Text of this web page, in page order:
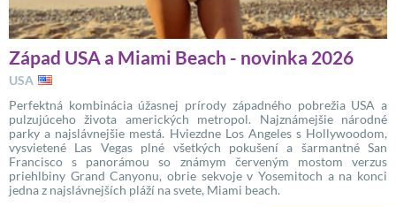
Západ USA a Miami Beach - novinka 2026
USA
Perfektná kombinácia úžasnej prírody západného pobrežia USA a
pulzujúceho života amerických metropol. Najznámejšie národné
parky a najslávnejšie mestá. Hviezdne Los Angeles s Hollywoodom,
vysvietené Las Vegas plné všetkých pokušení a šarmantné San
Francisco s panorámou so známym červeným mostom verzus
priehlbiny Grand Canyonu, obrie sekvoje v Yosemitoch a na konci
jedna z najslávnejších pláží na svete, Miami beach.